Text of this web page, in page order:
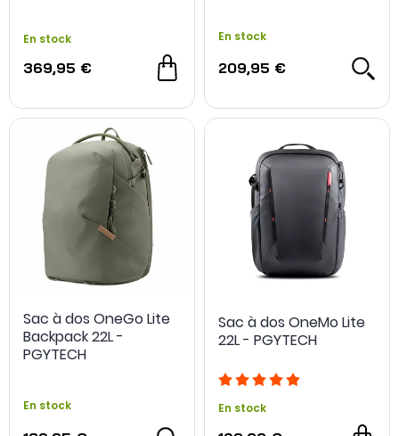
En stock
369,95 €
En stock
209,95 €
Sac à dos OneGo Lite
Backpack 22L -
PGYTECH
En stock
Sac à dos OneMo Lite
22L - PGYTECH
En stock